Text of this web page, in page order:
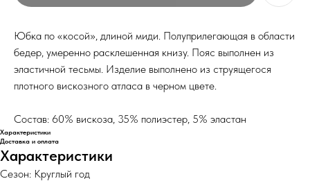
Юбка по «косой», длиной миди. Полуприлегающая в области
бедер, умеренно расклешенная книзу. Пояс выполнен из
эластичной тесьмы. Изделие выполнено из струящегося
плотного вискозного атласа в черном цвете.
Состав: 60% вискоза, 35% полиэстер, 5% эластан
Характеристики
Доставка и оплата
Характеристики
Сезон: Круглый год